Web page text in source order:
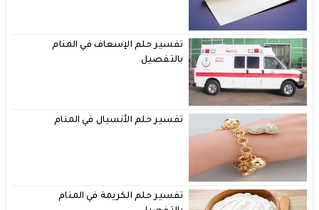
تفسير حلم الإسعاف في المنام
بالتفصيل
تفسير حلم الأنسيال في المنام
تفسير حلم الكريمة في المنام